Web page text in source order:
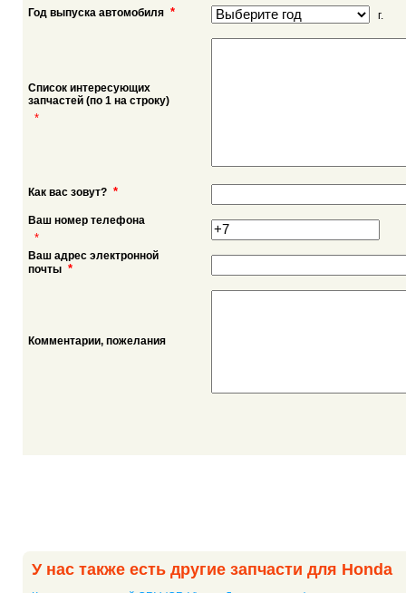
Год выпуска автомобиля * г.
Список интересующих
запчастей (по 1 на строку)
*
Как вас зовут? *
Ваш номер телефона
*
Ваш адрес электронной
почты *
Комментарии, пожелания
У нас также есть другие запчасти для Honda